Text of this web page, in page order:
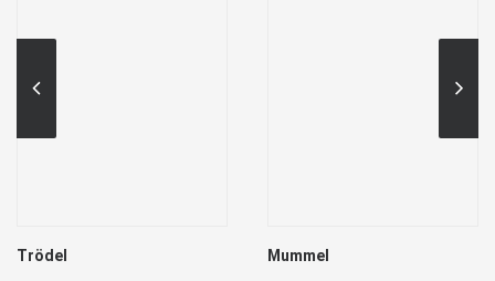
Trödel Mummel